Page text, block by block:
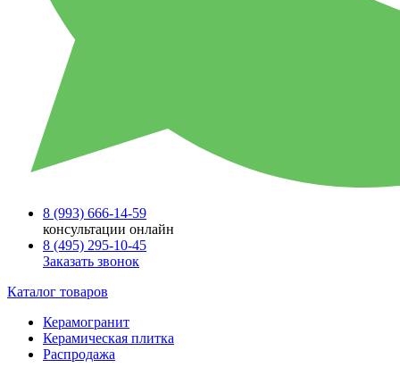
8 (993) 666-14-59
консультации онлайн
8 (495) 295-10-45
Заказать звонок
Каталог товаров
Керамогранит
Керамическая плитка
Распродажа